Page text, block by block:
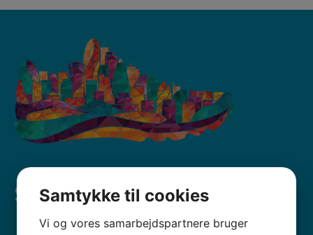
Sport & idræt
Samtykke til cookies
Vi og vores samarbejdspartnere bruger